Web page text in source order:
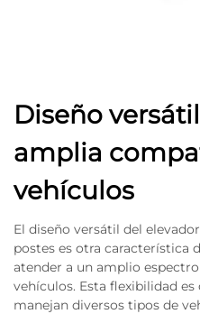
Diseño
amplia
vehículos
El diseño versátil del
postes es otra característica
atender a un amplio
vehículos. Esta flexibilidad
manejan diversos tipos de